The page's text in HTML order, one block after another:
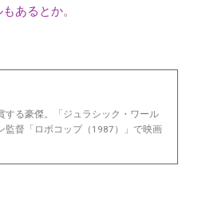
あるとか。
する豪傑。「ジュラシック・ワール
監督「ロボコップ（1987）」で映画